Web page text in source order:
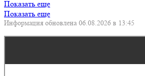
Показать еще
Показать еще
Информация обновлена 06.08.2026 в 13:45